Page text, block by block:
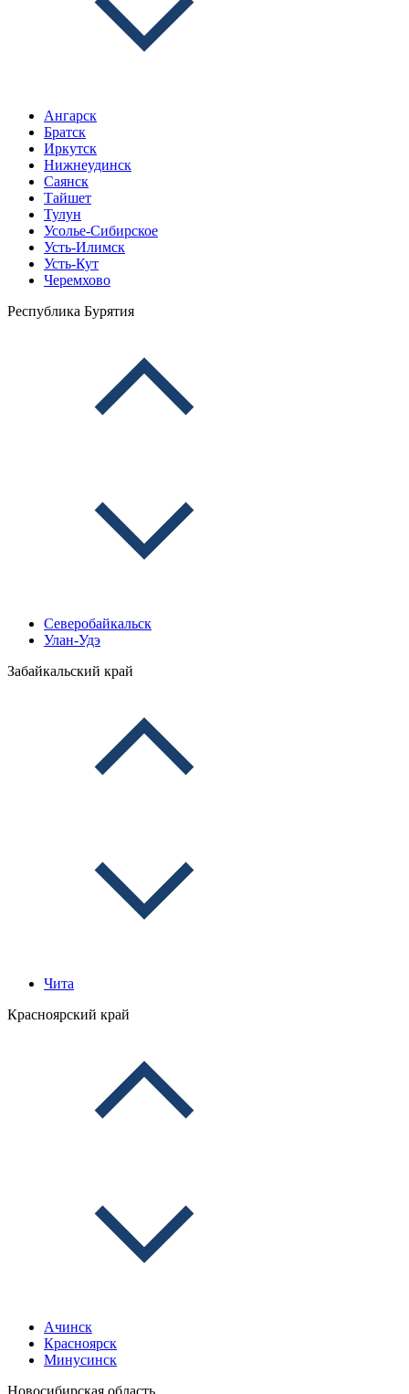
Ангарск
Братск
Иркутск
Нижнеудинск
Саянск
Тайшет
Тулун
Усолье-Сибирское
Усть-Илимск
Усть-Кут
Черемхово
Республика Бурятия
Северобайкальск
Улан-Удэ
Забайкальский край
Чита
Красноярский край
Ачинск
Красноярск
Минусинск
Новосибирская область